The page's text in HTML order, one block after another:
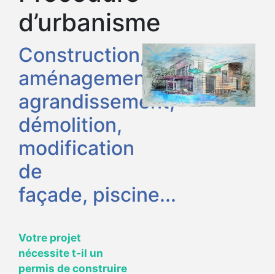
d’urbanisme
Construction,
aménagement,
agrandissement,
démolition,
modification
de
façade, piscine...
Votre projet
nécessite t-il un
permis de construire